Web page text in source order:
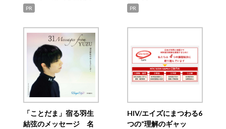
PR PR
「ことだま」宿る羽生
結弦のメッセージ 名
HIV/エイズにまつわる6
つの“理解のギャッ